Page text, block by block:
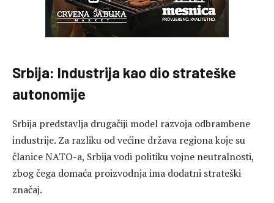
Srbija: Industrija kao dio strateške
autonomije
Srbija predstavlja drugačiji model razvoja odbrambene
industrije. Za razliku od većine država regiona koje su
članice NATO-a, Srbija vodi politiku vojne neutralnosti,
zbog čega domaća proizvodnja ima dodatni strateški
značaj.